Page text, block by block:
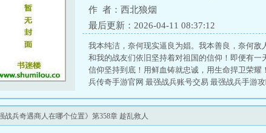
作 者：西北狼烟
最后更新：2026-04-11 08:37:12
我本纯洁，奈何现实逼良为娼。我本善良，奈何
和我的战友们依旧坚持着对祖国的信仰！即便有
信仰坚持到底！用鲜血铸就忠诚，用生命捍卫荣
兵传奇手游官网 最强战兵账号交易 最强战兵手游
战兵奇遇商人在哪个位置》第358章 趁乱救人